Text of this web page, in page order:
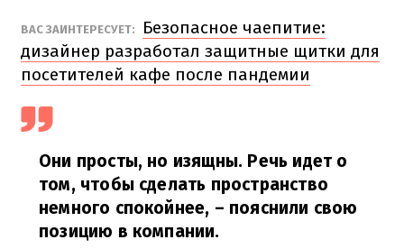
ВАС ЗАИНТЕРЕСУЕТ:
Безопасное чаепитие:
дизайнер разработал защитные щитки для
посетителей кафе после пандемии
Они просты, но изящны. Речь идет о
том, чтобы сделать пространство
немного спокойнее, – пояснили свою
позицию в компании.